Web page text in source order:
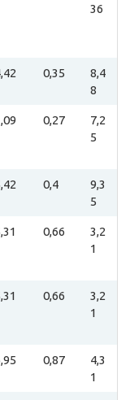
36
0,35
8,4
8
0,27
7,2
5
0,4
9,3
5
0,66
3,2
1
0,66
3,2
1
0,87
4,3
1